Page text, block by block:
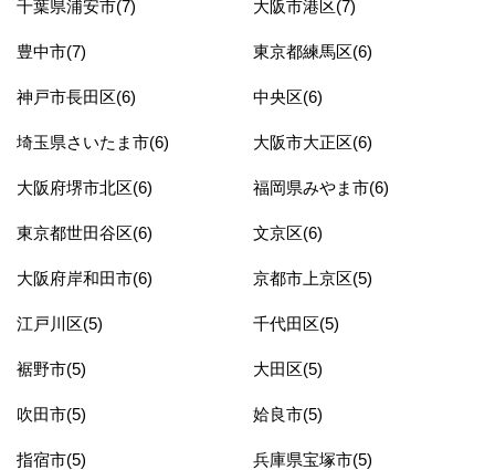
千葉県浦安市(7) 大阪市港区(7)
豊中市(7) 東京都練馬区(6)
神戸市長田区(6) 中央区(6)
埼玉県さいたま市(6) 大阪市大正区(6)
大阪府堺市北区(6) 福岡県みやま市(6)
東京都世田谷区(6) 文京区(6)
大阪府岸和田市(6) 京都市上京区(5)
江戸川区(5) 千代田区(5)
裾野市(5) 大田区(5)
吹田市(5) 姶良市(5)
指宿市(5) 兵庫県宝塚市(5)